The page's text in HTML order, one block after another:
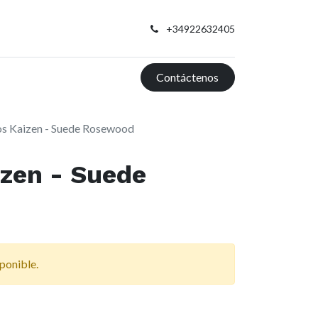
+34922632405
Contáctenos
Kaizen - Suede Rosewood
- Suede